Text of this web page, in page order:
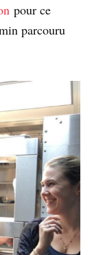
pour ce
parcouru